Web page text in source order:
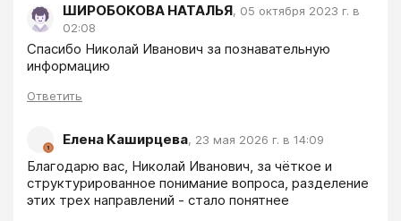
ШИРОБОКОВА НАТАЛЬЯ, 05 октября 2023 г. в
02:08
Спасибо Николай Иванович за познавательную
информацию
Ответить
Елена Каширцева, 23 мая 2026 г. в 14:09
Благодарю вас, Николай Иванович, за чёткое и
структурированное понимание вопроса, разделение
этих трех направлений - стало понятнее